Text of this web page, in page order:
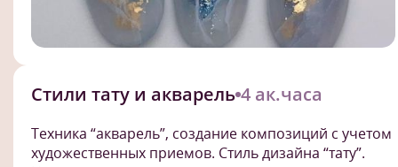
Стили тату и акварель 4 ак.часа
Техника “акварель”, создание композиций с учетом
художественных приемов. Стиль дизайна “тату”.